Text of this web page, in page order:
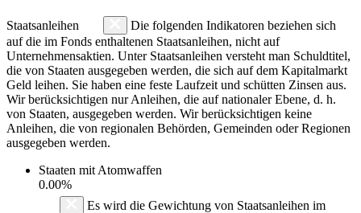
Staatsanleihen
Die folgenden Indikatoren beziehen sich
auf die im Fonds enthaltenen Staatsanleihen, nicht auf
Unternehmensaktien. Unter Staatsanleihen versteht man Schuldtitel,
die von Staaten ausgegeben werden, die sich auf dem Kapitalmarkt
Geld leihen. Sie haben eine feste Laufzeit und schütten Zinsen aus.
Wir berücksichtigen nur Anleihen, die auf nationaler Ebene, d. h.
von Staaten, ausgegeben werden. Wir berücksichtigen keine
Anleihen, die von regionalen Behörden, Gemeinden oder Regionen
ausgegeben werden.
Staaten mit Atomwaffen
0.00%
Es wird die Gewichtung von Staatsanleihen im